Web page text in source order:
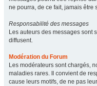
ne pourra, de ce fait, jamais être
Responsabilité des messages
Les auteurs des messages sont
diffusent.
Modération du Forum
Les modérateurs sont chargés,
maladies rares. Il convient de
cause leurs motifs, de ne pas